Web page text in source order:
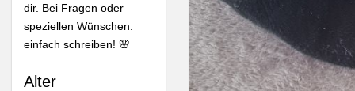
dir. Bei Fragen oder
speziellen Wünschen:
einfach schreiben! 🌸
Alter